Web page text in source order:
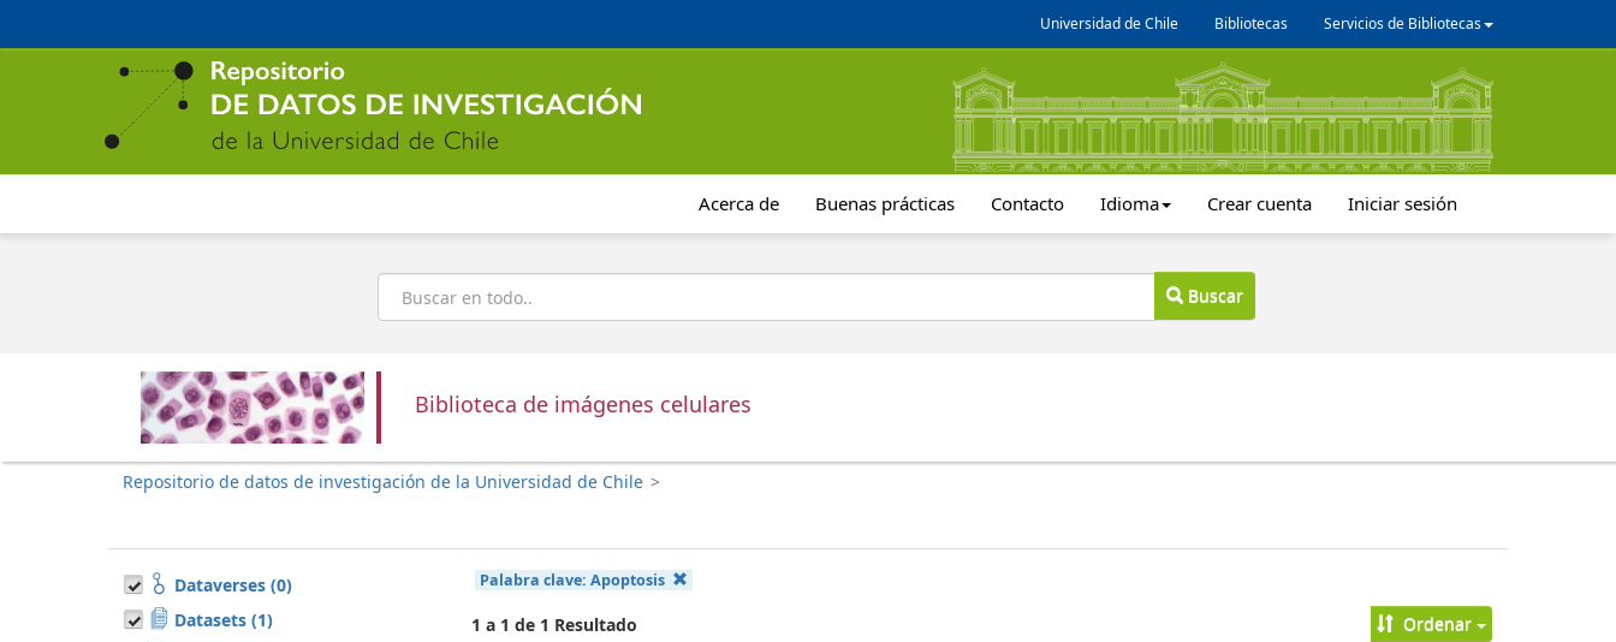
contenido
Universidad de Chile Bibliotecas Servicios de Bibliotecas
Acerca de Buenas prácticas Contacto Idioma Crear cuenta Iniciar sesión
Buscar
Buscar
Biblioteca de imágenes celulares
Repositorio de datos de investigación de la Universidad de Chile >
Dataverses (0)
Datasets (1)
Palabra clave: Apoptosis
1 a 1 de 1 Resultado Ordenar